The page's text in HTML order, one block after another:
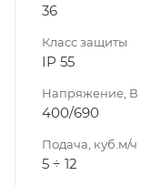
36
Класс защиты
IP 55
Напряжение, В
400/690
Подача, куб.м/ч
5 ÷ 12